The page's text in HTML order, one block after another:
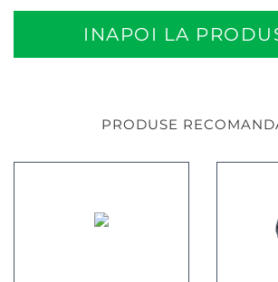
INAPOI LA
PRODUSE